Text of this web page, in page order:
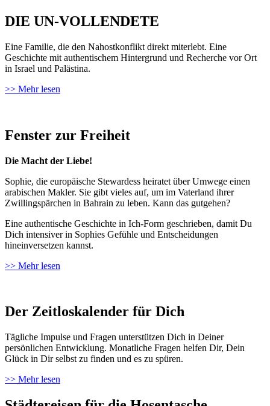
DIE UN-VOLLENDETE
Eine Familie, die den Nahostkonflikt direkt miterlebt. Eine
Geschichte mit authentischem Hintergrund und Recherche vor Ort
in Israel und Palästina.
>> Mehr lesen
Fenster zur Freiheit
Die Macht der Liebe!
Sophie, die europäische Stewardess heiratet über Umwege einen
arabischen Makler. Sie gibt vieles auf, um im Vaterland ihrer
Zwillingspärchen in Bahrain zu leben. Kann das gutgehen?
Eine authentische Geschichte in Ich-Form geschrieben, damit Du
Dich intensiver in Sophies Gefühle und Entscheidungen
hineinversetzen kannst.
>> Mehr lesen
Der Zeitloskalender für Dich
Tägliche Impulse und Fragen unterstützen Dich in Deiner
persönlichen Entwicklung. Monatliche Fragen helfen Dir, Dein
Glück in Dir selbst zu finden und es zu spüren.
>> Mehr lesen